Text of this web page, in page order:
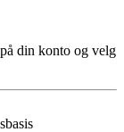
din konto og velg